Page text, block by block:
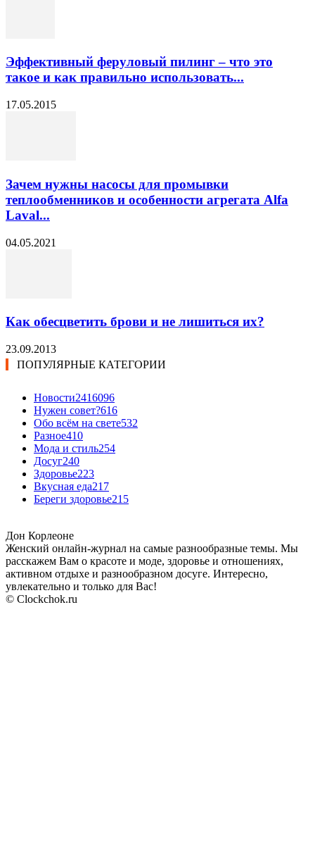
Эффективный феруловый пилинг – что это
такое и как правильно использовать...
17.05.2015
Зачем нужны насосы для промывки
теплообменников и особенности агрегата Alfa
Laval...
04.05.2021
Как обесцветить брови и не лишиться их?
23.09.2013
ПОПУЛЯРНЫЕ КАТЕГОРИИ
Новости2416096
Нужен совет?616
Обо всём на свете532
Разное410
Мода и стиль254
Досуг240
Здоровье223
Вкусная еда217
Береги здоровье215
Дон Корлеоне
Женский онлайн-журнал на самые разнообразные темы. Мы
расскажем Вам о красоте и моде, здоровье и отношениях,
активном отдыхе и разнообразном досуге. Интересно,
увлекательно и только для Вас!
© Clockchok.ru